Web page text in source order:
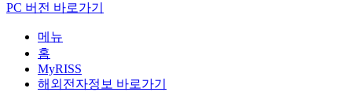
PC 버전 바로가기
메뉴
홈
MyRISS
해외전자정보 바로가기